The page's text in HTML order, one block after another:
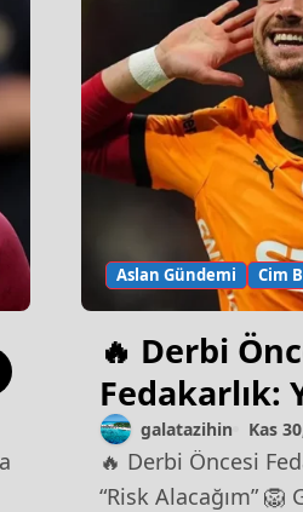
Aslan Gündemi Cim
🔥 Derbi
Fedakarlık:
Akgün “Risk
Alacağım”
galatazihin Kas
🔥 Derbi Öncesi Fedakarlık: Yunus Akgün
“Risk Alacağım” 🦁